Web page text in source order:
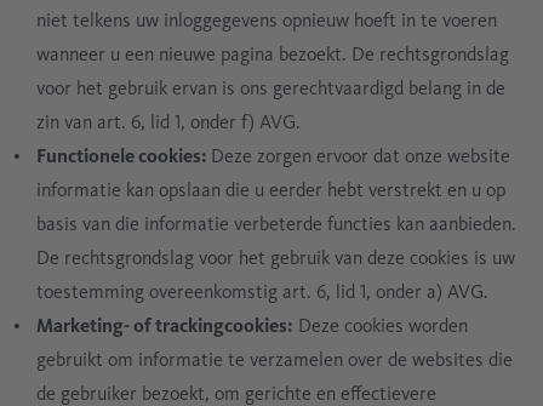
niet telkens uw inloggegevens opnieuw hoeft in te voeren
wanneer u een nieuwe pagina bezoekt. De rechtsgrondslag
voor het gebruik ervan is ons gerechtvaardigd belang in de
zin van art. 6, lid 1, onder f) AVG.
Functionele cookies: Deze zorgen ervoor dat onze website
informatie kan opslaan die u eerder hebt verstrekt en u op
basis van die informatie verbeterde functies kan aanbieden.
De rechtsgrondslag voor het gebruik van deze cookies is uw
toestemming overeenkomstig art. 6, lid 1, onder a) AVG.
Marketing- of trackingcookies: Deze cookies worden
gebruikt om informatie te verzamelen over de websites die
de gebruiker bezoekt, om gerichte en effectievere